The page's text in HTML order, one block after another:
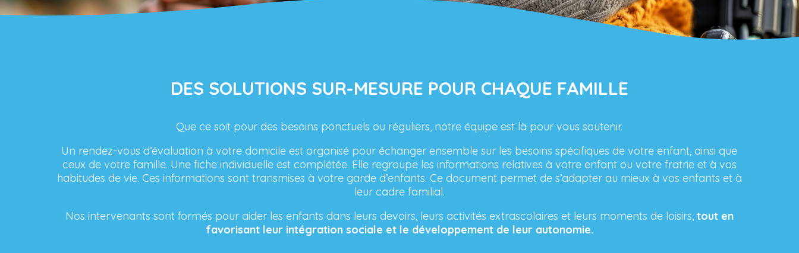
DES SOLUTIONS SUR-MESURE POUR CHAQUE FAMILLE
Que ce soit pour des besoins ponctuels ou réguliers, notre équipe est là pour vous soutenir.
Un rendez-vous d’évaluation à votre domicile est organisé pour échanger ensemble sur les besoins spécifiques de votre enfant, ainsi que
ceux de votre famille. Une fiche individuelle est complétée. Elle regroupe les informations relatives à votre enfant ou votre fratrie et à vos
habitudes de vie. Ces informations sont transmises à votre garde d’enfants. Ce document permet de s’adapter au mieux à vos enfants et à
leur cadre familial.
Nos intervenants sont formés pour aider les enfants dans leurs devoirs, leurs activités extrascolaires et leurs moments de loisirs, tout en
favorisant leur intégration sociale et le développement de leur autonomie.